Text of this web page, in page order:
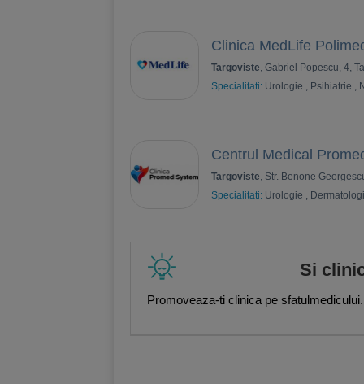
Clinica MedLife
Targoviste, Gabriel Popescu, 4,
Specialitati: Urologie , Psihiatrie ,
Centrul Medical
Targoviste, Str. Benone
Specialitati: Urologie ,
Si
Promoveaza-ti clinica pe